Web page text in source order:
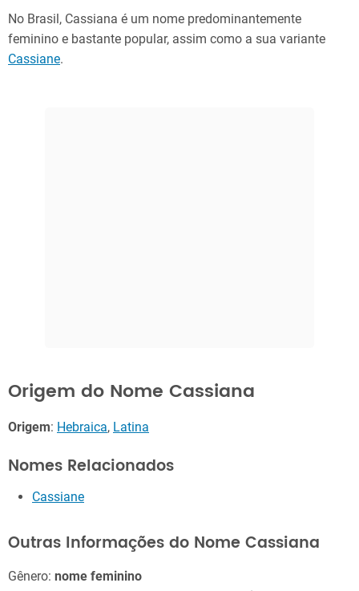
No Brasil, Cassiana é um nome predominantemente
feminino e bastante popular, assim como a sua variante
Cassiane.
Origem do Nome Cassiana
Origem: Hebraica, Latina
Nomes Relacionados
Cassiane
Outras Informações do Nome Cassiana
Gênero: nome feminino